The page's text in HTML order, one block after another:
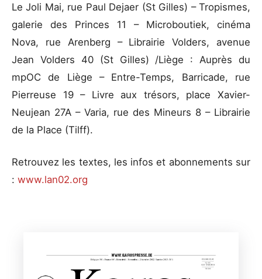
Le Joli Mai, rue Paul Dejaer (St Gilles) – Tropismes,
galerie des Princes 11 – Microboutiek, cinéma
Nova, rue Arenberg – Librairie Volders, avenue
Jean Volders 40 (St Gilles) /Liège : Auprès du
mpOC de Liège – Entre-Temps, Barricade, rue
Pierreuse 19 – Livre aux trésors, place Xavier-
Neujean 27A – Varia, rue des Mineurs 8 – Librairie
de la Place (Tilff).
Retrouvez les textes, les infos et abonnements sur
: www.lan02.org